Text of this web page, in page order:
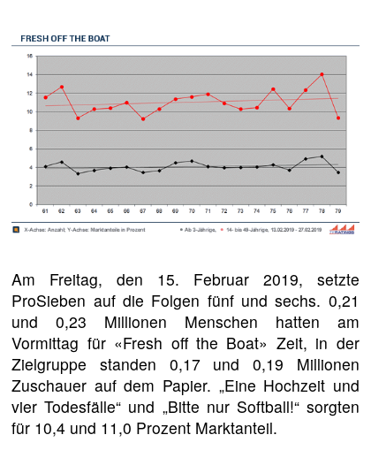
Am Freitag, den 15. Februar 2019, setzte
ProSieben auf die Folgen fünf und sechs. 0,21
und 0,23 Millionen Menschen hatten am
Vormittag für «Fresh off the Boat» Zeit, in der
Zielgruppe standen 0,17 und 0,19 Millionen
Zuschauer auf dem Papier. „Eine Hochzeit und
vier Todesfälle“ und „Bitte nur Softball!“ sorgten
für 10,4 und 11,0 Prozent Marktanteil.